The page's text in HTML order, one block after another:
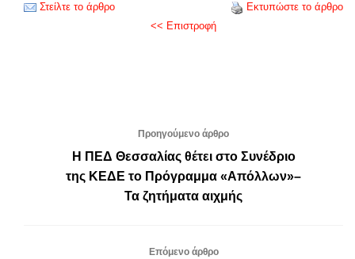
Στείλτε το άρθρο
Εκτυπώστε το άρθρο
<< Επιστροφή
Προηγούμενο άρθρο
Η ΠΕΔ Θεσσαλίας θέτει στο Συνέδριο
της ΚΕΔΕ το Πρόγραμμα «Απόλλων»–
Τα ζητήματα αιχμής
Επόμενο άρθρο